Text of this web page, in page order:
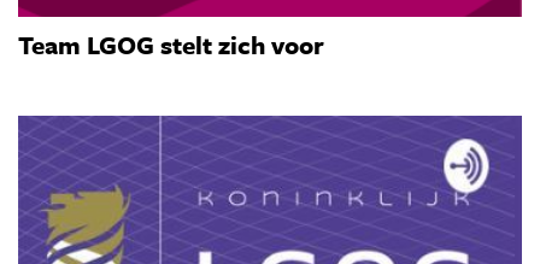
Team LGOG stelt zich voor